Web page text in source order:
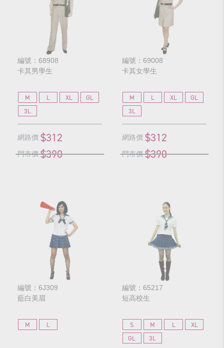
編號：68908
卡其男學生
M L XL
GL
3L
網路價 $312
門市價 $390
編號：69008
卡其女學生
M L XL
GL
3L
網路價 $312
門市價 $390
編號：6J309
藍白美眉
M L
編號：65217
短高校生
S M L
XL
GL
3L